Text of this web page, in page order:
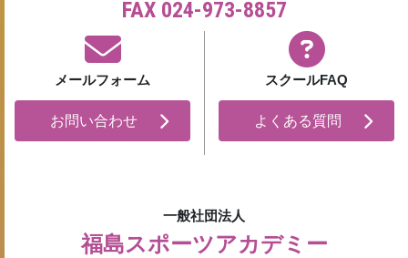
FAX 024-973-8857
メールフォーム
お問い合わせ
スクールFAQ
よくある質問
一般社団法人
福島スポーツアカデミー